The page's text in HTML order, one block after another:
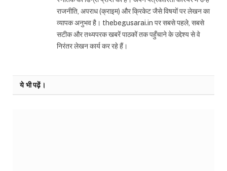
राजनीति, अपराध (क्राइम) और क्रिकेट जैसे विषयों पर लेखन का
व्यापक अनुभव है। thebegusarai.in पर सबसे पहले, सबसे
सटीक और तथ्यपरक खबरें पाठकों तक पहुँचाने के उद्देश्य से वे
निरंतर लेखन कार्य कर रहे हैं।
ये भी पढ़ें।